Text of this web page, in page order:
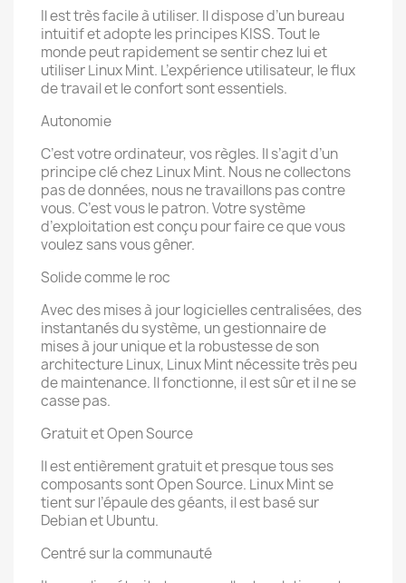
Il est très facile à utiliser. Il dispose d’un bureau
intuitif et adopte les principes KISS. Tout le
monde peut rapidement se sentir chez lui et
utiliser Linux Mint. L’expérience utilisateur, le flux
de travail et le confort sont essentiels.
Autonomie
C’est votre ordinateur, vos règles. Il s’agit d’un
principe clé chez Linux Mint. Nous ne collectons
pas de données, nous ne travaillons pas contre
vous. C’est vous le patron. Votre système
d’exploitation est conçu pour faire ce que vous
voulez sans vous gêner.
Solide comme le roc
Avec des mises à jour logicielles centralisées, des
instantanés du système, un gestionnaire de
mises à jour unique et la robustesse de son
architecture Linux, Linux Mint nécessite très peu
de maintenance. Il fonctionne, il est sûr et il ne se
casse pas.
Gratuit et Open Source
Il est entièrement gratuit et presque tous ses
composants sont Open Source. Linux Mint se
tient sur l’épaule des géants, il est basé sur
Debian et Ubuntu.
Centré sur la communauté